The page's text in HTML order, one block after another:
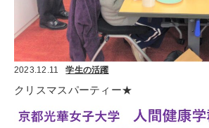
2023.12.11 学生の活躍
クリスマスパーティー★